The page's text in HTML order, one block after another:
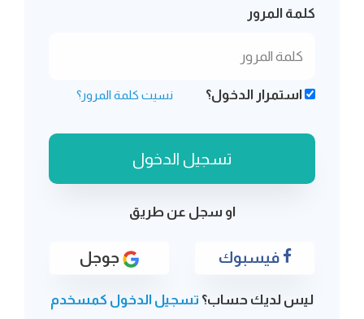
كلمة المرور
استمرار الدخول؟ نسيت كلمة المرور؟
او سجل عن طريق
فيسبوك
ليس لديك حساب؟ تسجيل الدخول كمسخدم